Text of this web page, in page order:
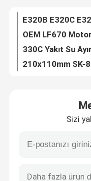
Fabrika turu
Kalite Kontrolü
Bir İndirim İste
Ekskavatör Hava
Sizi